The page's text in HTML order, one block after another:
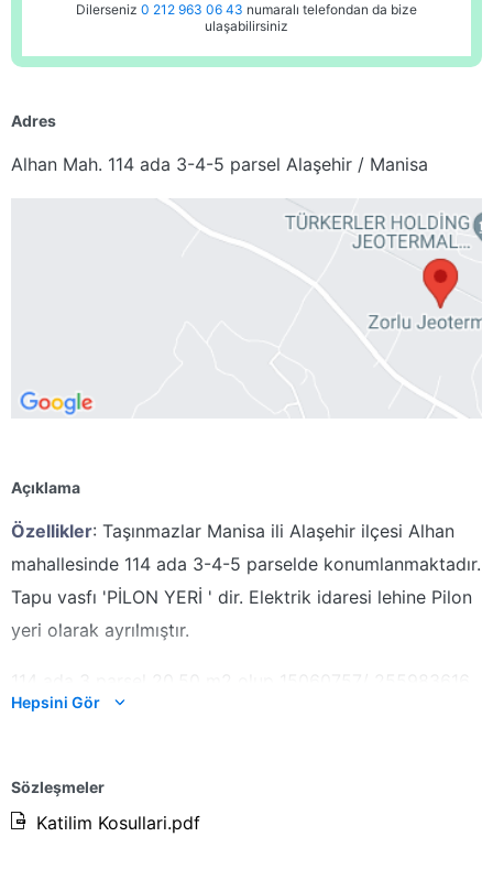
Dilerseniz 0 212 963 06 43 numaralı telefondan da bize
ulaşabilirsiniz
Adres
Alhan Mah. 114 ada 3-4-5 parsel Alaşehir / Manisa
Açıklama
Özellikler: Taşınmazlar Manisa ili Alaşehir ilçesi Alhan
mahallesinde 114 ada 3-4-5 parselde konumlanmaktadır.
Tapu vasfı 'PİLON YERİ ' dir. Elektrik idaresi lehine Pilon
yeri olarak ayrılmıştır.
20,50 m2 olup 15060757/ 255983616
'sı hisselidir. Hisseye düşen pay 1,21 m2'dir.
255983616'sı
Hepsini Gör
Sözleşmeler
Katilim Kosullari.pdf